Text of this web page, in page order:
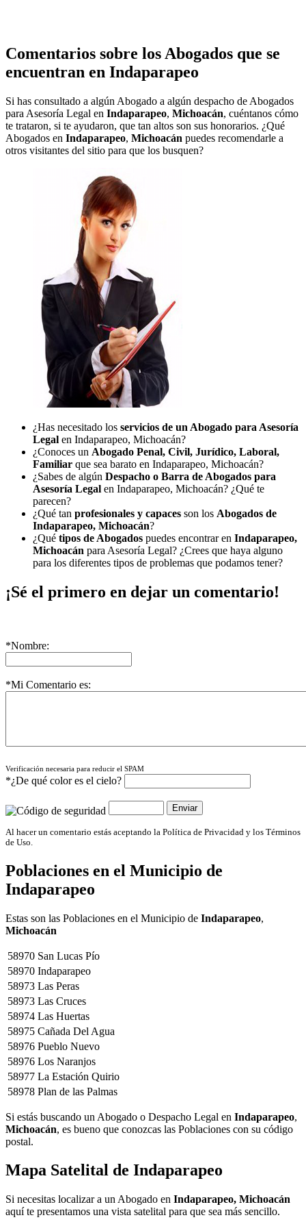
Comentarios sobre los Abogados que se
encuentran en Indaparapeo
Si has consultado a algún Abogado a algún despacho de Abogados
para Asesoría Legal en Indaparapeo, Michoacán, cuéntanos cómo
te trataron, si te ayudaron, que tan altos son sus honorarios. ¿Qué
Abogados en Indaparapeo, Michoacán puedes recomendarle a
otros visitantes del sitio para que los busquen?
¿Has necesitado los servicios de un Abogado para Asesoría
Legal en Indaparapeo, Michoacán?
¿Conoces un Abogado Penal, Civil, Jurídico, Laboral,
Familiar que sea barato en Indaparapeo, Michoacán?
¿Sabes de algún Despacho o Barra de Abogados para
Asesoría Legal en Indaparapeo, Michoacán? ¿Qué te
parecen?
¿Qué tan profesionales y capaces son los Abogados de
Indaparapeo, Michoacán?
¿Qué tipos de Abogados puedes encontrar en Indaparapeo,
Michoacán para Asesoría Legal? ¿Crees que haya alguno
para los diferentes tipos de problemas que podamos tener?
¡Sé el primero en dejar un comentario!
*Nombre:
*Mi Comentario es:
Verificación necesaria para reducir el SPAM
*¿De qué color es el cielo?
Al hacer un comentario estás aceptando la Política de Privacidad y los Términos
de Uso.
Poblaciones en el Municipio de
Indaparapeo
Estas son las Poblaciones en el Municipio de Indaparapeo,
Michoacán
58970 San Lucas Pío
58970 Indaparapeo
58973 Las Peras
58973 Las Cruces
58974 Las Huertas
58975 Cañada Del Agua
58976 Pueblo Nuevo
58976 Los Naranjos
58977 La Estación Quirio
58978 Plan de las Palmas
Si estás buscando un Abogado o Despacho Legal en Indaparapeo,
Michoacán, es bueno que conozcas las Poblaciones con su código
postal.
Mapa Satelital de Indaparapeo
Si necesitas localizar a un Abogado en Indaparapeo, Michoacán
aquí te presentamos una vista satelital para que sea más sencillo.